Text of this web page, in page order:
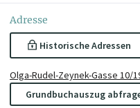
Adresse
Historische Adressen
Olga-Rudel-Zeynek-Gasse 10/
Grundbuchauszug